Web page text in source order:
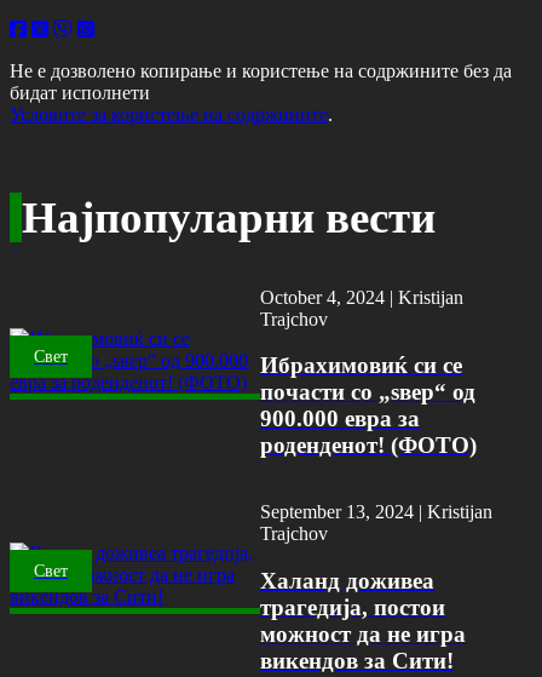
Не е дозволено копирање и користење на содржините без да
бидат исполнети
Условите за користење на содржините.
Најпопуларни вести
Свет
October 4, 2024 |Kristijan
Trajchov
Ибрахимовиќ си се
почасти со „ѕвер“ од
900.000 евра за
роденденот! (ФОТО)
Свет
September 13, 2024 | Kristijan
Trajchov
Халанд доживеа
трагедија, постои
можност да не игра
викендов за Сити!